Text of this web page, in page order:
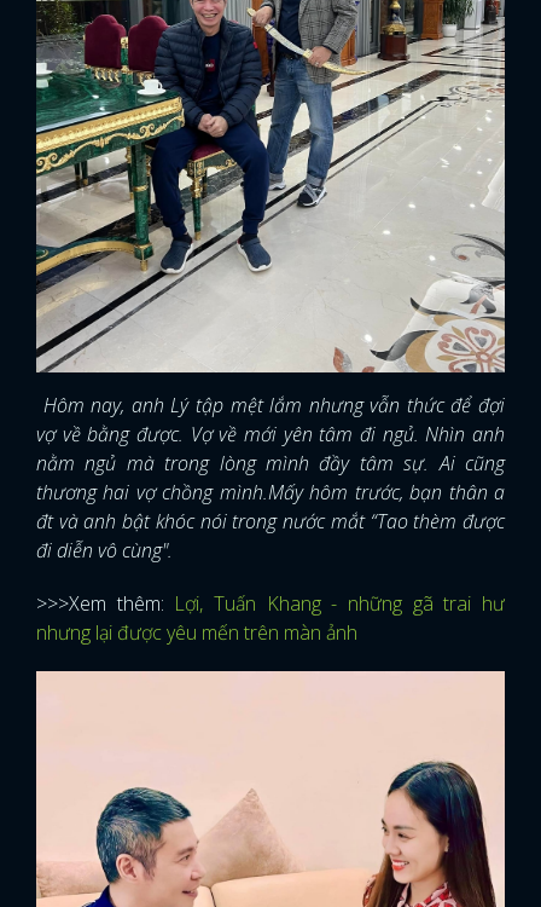
Hôm nay, anh Lý tập mệt lắm nhưng vẫn thức để đợi
vợ về bằng được. Vợ về mới yên tâm đi ngủ. Nhìn anh
nằm ngủ mà trong lòng mình đầy tâm sự. Ai cũng
thương hai vợ chồng mình.Mấy hôm trước, bạn thân a
đt và anh bật khóc nói trong nước mắt “Tao thèm được
đi diễn vô cùng".
>>>Xem thêm: Lợi, Tuấn Khang - những gã trai hư
nhưng lại được yêu mến trên màn ảnh